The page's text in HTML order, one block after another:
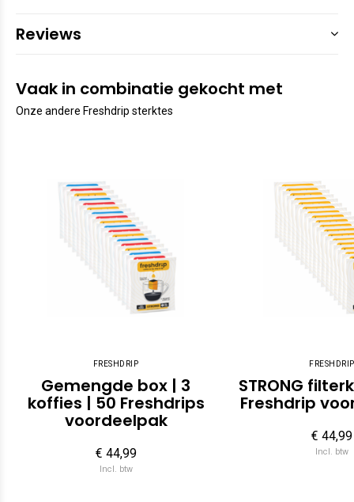
Reviews
Vaak in combinatie gekocht met
Onze andere Freshdrip sterktes
FRESHDRIP
Gemengde box | 3
koffies | 50 Freshdrips
voordeelpak
€ 44,99
Incl. btw
FRESHDRIP
STRONG
Freshdrip
€ 44,99
Incl. btw